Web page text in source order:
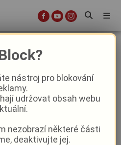
probouzí:
velký souboj o
nádivku
Aktuálně Z kraje
nástroj pro blokování
udržovat obsah webu
nezobrazí některé části
deaktivujte jej.